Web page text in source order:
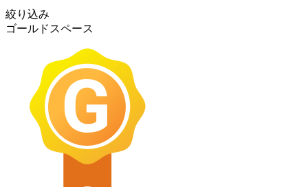
絞り込み
ゴールドスペース